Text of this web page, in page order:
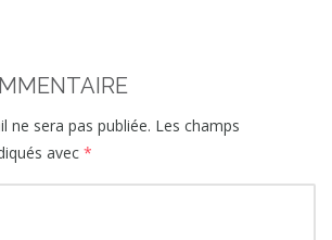
ne sera pas publiée. Les champs
avec *